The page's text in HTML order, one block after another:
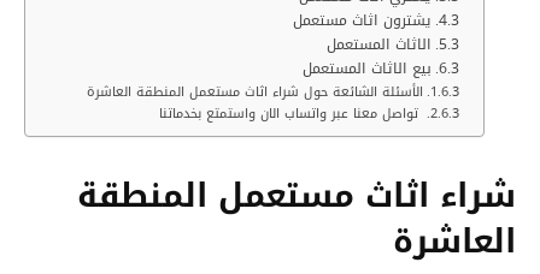
يشترون اثاث مستعمل
الاثاث المستعمل
بيع الاثاث المستعمل
الأسئلة الشائعة حول شراء اثاث مستعمل المنطقة العاشرة
تواصل معنا عبر واتساب الان واستمتع بخدماتنا
شراء اثاث مستعمل المنطقة
العاشرة